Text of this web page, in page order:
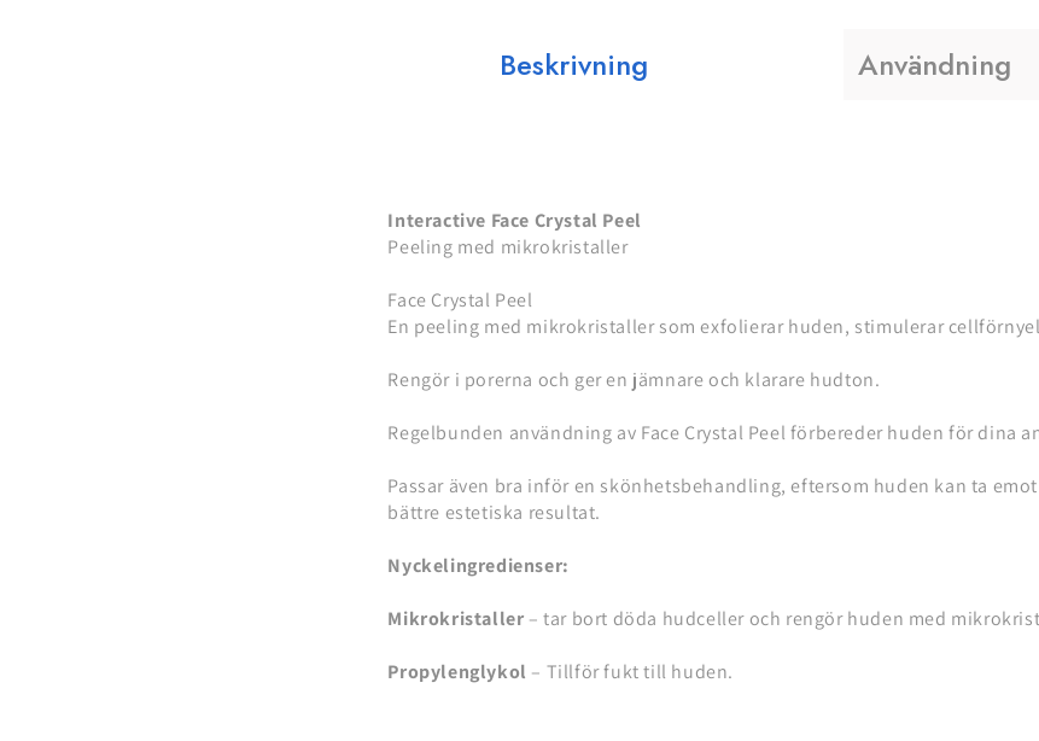
Beskrivning Användning
Interactive Face Crystal Peel
Peeling med mikrokristaller
Face Crystal Peel
En peeling med mikrokristaller som exfolierar huden, stimulerar
Rengör i porerna och ger en jämnare och klarare hudton.
Regelbunden användning av Face Crystal Peel förbereder huden för dina
Passar även bra inför en skönhetsbehandling, eftersom huden kan ta
bättre estetiska resultat.
Nyckelingredienser:
Mikrokristaller – tar bort döda hudceller och rengör huden med
Propylenglykol – Tillför fukt till huden.